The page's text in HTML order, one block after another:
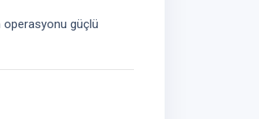
operasyonu güçlü